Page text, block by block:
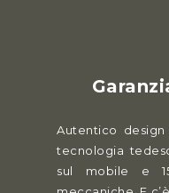
Autentico
tecnologia
sul mobile e